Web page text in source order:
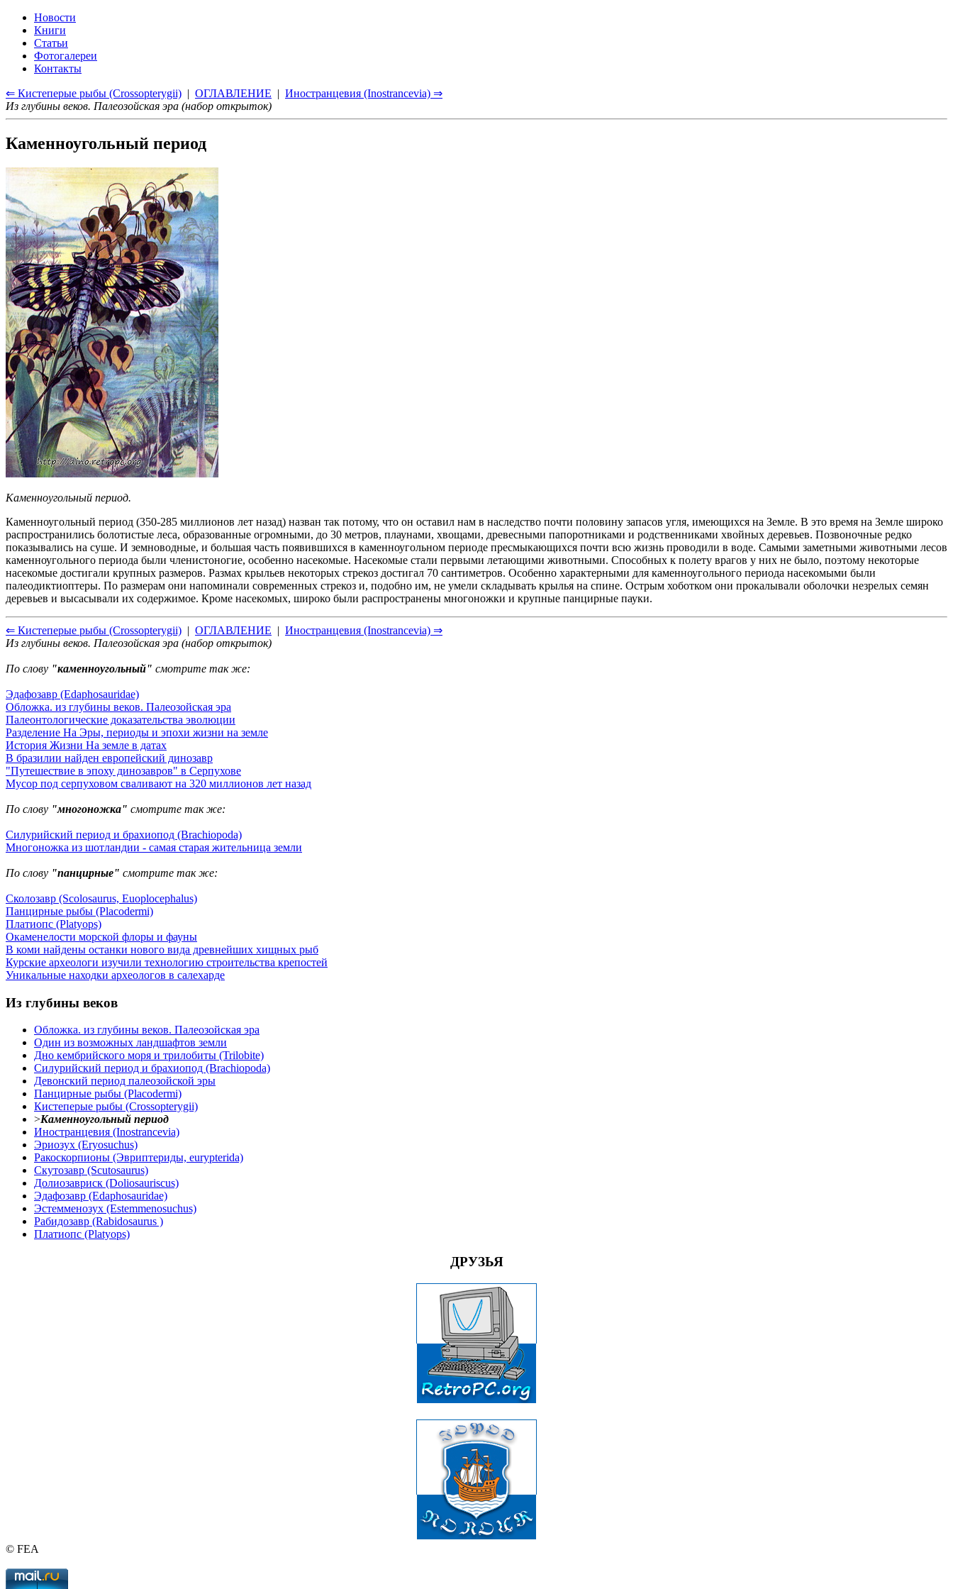
Новости
Книги
Статьи
Фотогалереи
Контакты
⇐ Кистеперые рыбы (Crossopterygii) | ОГЛАВЛЕНИЕ | Иностранцевия (Inostrancevia) ⇒
Из глубины веков. Палеозойская эра (набор открыток)
Каменноугольный период
Каменноугольный период.
Каменноугольный период (350-285 миллионов лет назад) назван так потому, что он оставил нам в наследство почти половину запасов угля, имеющихся на Земле. В это время на Земле широко
распространились болотистые леса, образованные огромными, до 30 метров, плаунами, хвощами, древесными папоротниками и родственниками хвойных деревьев. Позвоночные редко
показывались на суше. И земноводные, и большая часть появившихся в каменноугольном периоде пресмыкающихся почти всю жизнь проводили в воде. Самыми заметными животными лесов
каменноугольного периода были членистоногие, особенно насекомые. Насекомые стали первыми летающими животными. Способных к полету врагов у них не было, поэтому некоторые
насекомые достигали крупных размеров. Размах крыльев некоторых стрекоз достигал 70 сантиметров. Особенно характерными для каменноугольного периода насекомыми были
палеодиктиоптеры. По размерам они напоминали современных стрекоз и, подобно им, не умели складывать крылья на спине. Острым хоботком они прокалывали оболочки незрелых семян
деревьев и высасывали их содержимое. Кроме насекомых, широко были распространены многоножки и крупные панцирные пауки.
⇐ Кистеперые рыбы (Crossopterygii) | ОГЛАВЛЕНИЕ | Иностранцевия (Inostrancevia) ⇒
Из глубины веков. Палеозойская эра (набор открыток)
По слову "каменноугольный" смотрите так же:
Эдафозавр (Edaphosauridae)
Обложка. из глубины веков. Палеозойская эра
Палеонтологические доказательства эволюции
Разделение На Эры, периоды и эпохи жизни на земле
История Жизни На земле в датах
В бразилии найден европейский динозавр
"Путешествие в эпоху динозавров" в Серпухове
Мусор под cерпуховом сваливают на 320 миллионов лет назад
По слову "многоножка" смотрите так же:
Силурийский период и брахиопод (Brachiopoda)
Многоножка из шотландии - самая старая жительница земли
По слову "панцирные" смотрите так же:
Сколозавр (Scolosaurus, Euoplocephalus)
Панцирные рыбы (Placodermi)
Платиопс (Platyops)
Окаменелости морской флоры и фауны
В коми найдены останки нового вида древнейших хищных рыб
Курские археологи изучили технологию строительства крепостей
Уникальные находки археологов в салехарде
Из глубины веков
Обложка. из глубины веков. Палеозойская эра
Один из возможных ландшафтов земли
Дно кембрийского моря и трилобиты (Trilobite)
Силурийский период и брахиопод (Brachiopoda)
Девонский период палеозойской эры
Панцирные рыбы (Placodermi)
Кистеперые рыбы (Crossopterygii)
>Каменноугольный период
Иностранцевия (Inostrancevia)
Эриозух (Eryosuchus)
Ракоскорпионы (Эвриптериды, eurypterida)
Скутозавр (Scutosaurus)
Долиозавриск (Doliosauriscus)
Эдафозавр (Edaphosauridae)
Эстемменозух (Estemmenosuchus)
Рабидозавр (Rabidosaurus )
Платиопс (Platyops)
ДРУЗЬЯ
© FEA